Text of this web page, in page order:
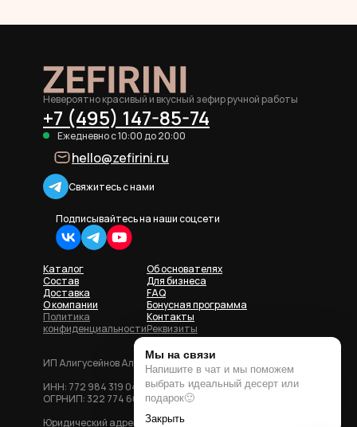
Невероятно красивый и вкусный зефир ручной работы
Каталог
Состав
Доставка
О компании
Политика
конфиденциальности
Об основателях
Для бизнеса
FAQ
Бонусная программа
Контакты
Реквизиты
+7 (495) 147-85-74
Ежедневно с 10:00 до 20:00
hello@zefirini.ru
Свяжитесь с нами
Подписывайтесь на наши соцсети
ИП Алигусейнов Александр Азерович
ИНН: 772 984 319 048
ОГРНИП: 322 774 600 702 992
Юридический адрес: 119 415, г. Москва, Ленинский пр-т,